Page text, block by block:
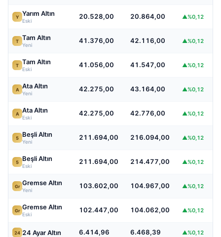
Y Yarım Altın
Eski
20.528,00 20.864,00 ▲%0,12
T Tam Altın
Yeni
41.376,00 42.116,00 ▲%0,12
T Tam Altın
Eski
41.056,00 41.547,00 ▲%0,12
A Ata Altın
Yeni
42.275,00 43.164,00 ▲%0,12
A Ata Altın
Eski
42.275,00 42.776,00 ▲%0,12
5 Beşli Altın
Yeni
211.694,00 216.094,00 ▲%0,12
5 Beşli Altın
Eski
211.694,00 214.477,00 ▲%0,12
Gr Gremse Altın
Yeni
103.602,00 104.967,00 ▲%0,12
Gr Gremse Altın
Eski
102.447,00 104.062,00 ▲%0,12
24 24 Ayar Altın 6.414,96 6.468,39 ▲%0,12